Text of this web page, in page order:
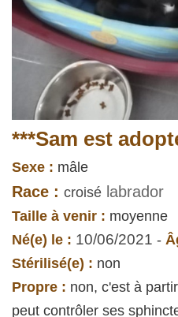
***Sam est
Sexe : mâle
Race : croisé labrador
Taille à venir : moyenne
Né(e) le : 10/06/2021 -
Stérilisé(e) : non
Propre : non, c'est à
peut contrôler ses